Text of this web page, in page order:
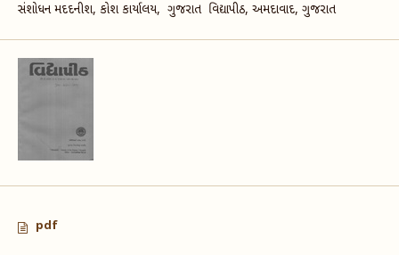
સંશોધન મદદનીશ, કોશ કાર્યાલય, ગુજરાત વિદ્યાપીઠ, અમદાવાદ, ગુજરાત
pdf